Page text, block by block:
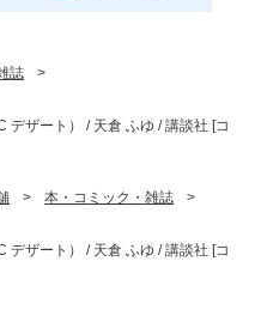
誌
>
デザート） / 天倉 ふゆ / 講談社 [コ
> 本・コミック・雑誌
>
デザート） / 天倉 ふゆ / 講談社 [コ